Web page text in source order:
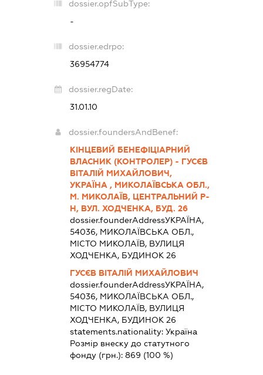
dossier.opfSubType:
-
dossier.edrpo:
36954774
dossier.regDate:
31.01.10
dossier.foundersAndBenef:
КІНЦЕВИЙ БЕНЕФІЦІАРНИЙ
ВЛАСНИК (КОНТРОЛЕР) - ГУСЄВ
ВІТАЛІЙ МИХАЙЛОВИЧ,
УКРАЇНА , МИКОЛАЇВСЬКА ОБЛ.,
М. МИКОЛАЇВ, ЦЕНТРАЛЬНИЙ Р-
Н, ВУЛ. ХОДЧЕНКА, БУД. 26
dossier.founderAddressУКРАЇНА,
54036, МИКОЛАЇВСЬКА ОБЛ.,
МІСТО МИКОЛАЇВ, ВУЛИЦЯ
ХОДЧЕНКА, БУДИНОК 26
ГУСЄВ ВІТАЛІЙ МИХАЙЛОВИЧ
dossier.founderAddressУКРАЇНА,
54036, МИКОЛАЇВСЬКА ОБЛ.,
МІСТО МИКОЛАЇВ, ВУЛИЦЯ
ХОДЧЕНКА, БУДИНОК 26
statements.nationality: Україна
Розмір внеску до статутного
фонду (грн.): 869 (100 %)